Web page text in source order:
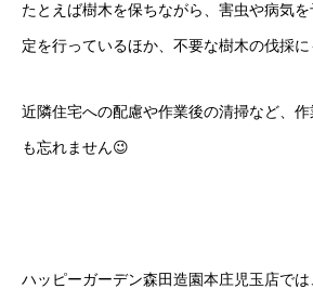
たとえば樹木を保ちながら、害虫や病気
定を行っているほか、不要な樹木の伐採
近隣住宅への配慮や作業後の清掃など、
も忘れません😉
ハッピーガーデン森田造園本庄児玉店で